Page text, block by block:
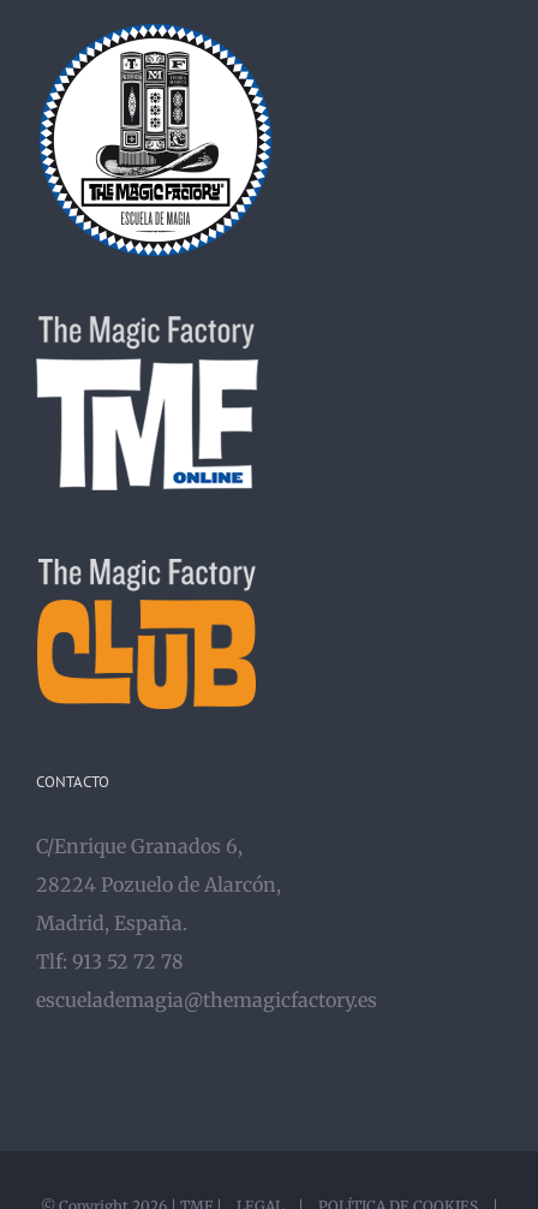
CONTACTO
C/Enrique Granados 6,
28224 Pozuelo de Alarcón,
Madrid, España.
Tlf: 913 52 72 78
escuelademagia@themagicfactory.es